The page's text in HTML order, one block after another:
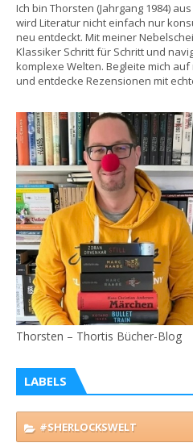
Ich bin Thorsten (Jahrgang 1984)
wird Literatur nicht einfach nur
neu entdeckt. Mit meiner
Klassiker Schritt für Schritt und
komplexe Welten. Begleite mich
und entdecke Rezensionen mit
Thorsten – Thortis Bücher-Blog
LABELS
#SHERLOCKSWELT